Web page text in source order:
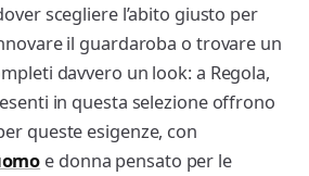
scegliere l’abito giusto per
il guardaroba o trovare un
davvero un look: a Regola,
in questa selezione offrono
queste esigenze, con
e donna pensato per le